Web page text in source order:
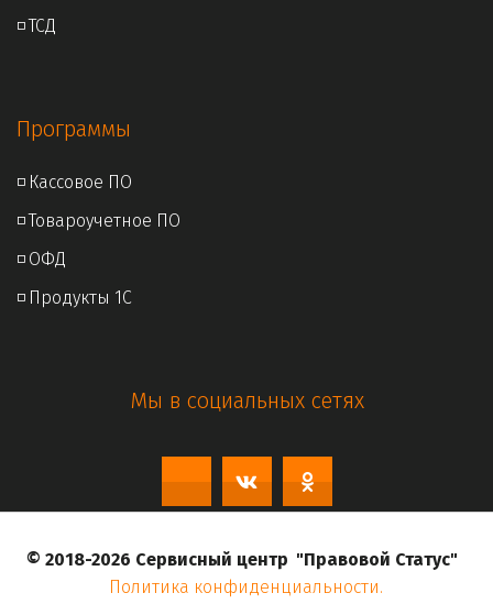
◽ ТСД
Программы
◽ Кассовое ПО
◽ Товароучетное ПО
◽ ОФД
◽ Продукты 1С
Мы в социальных сетях
© 2018-2026 Сервисный центр "Правовой Статус"
Политика конфиденциальности.